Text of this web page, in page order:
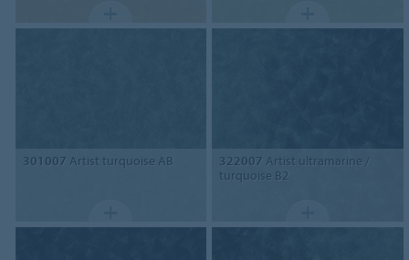
301007 Artist turquoise AB 322007 Artist ultramarine /
turquoise B2